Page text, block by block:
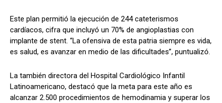
Este plan permitió la ejecución de 244 cateterismos
cardíacos, cifra que incluyó un 70% de angioplastias con
implante de stent. “La ofensiva de esta patria siempre es vida,
es salud, es avanzar en medio de las dificultades”, puntualizó.
La también directora del Hospital Cardiológico Infantil
Latinoamericano, destacó que la meta para este año es
alcanzar 2.500 procedimientos de hemodinamia y superar los